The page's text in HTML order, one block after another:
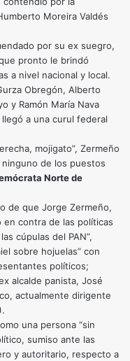
Moreira Valdés
por su ex suegro,
pronto le brindó
a nivel nacional y local.
Obregón, Alberto
y Ramón María Nava
a una curul federal
mojigato”, Zermeño
de los puestos
Norte de
de que Jorge Zermeño,
en contra de las políticas
cúpulas del PAN”,
sobre hojuelas” con
políticos;
alcalde panista, José
actualmente dirigente
una persona “sin
sumiso ante las
y autoritario, respecto a